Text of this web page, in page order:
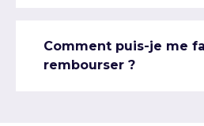
Comment puis-je me
rembourser ?